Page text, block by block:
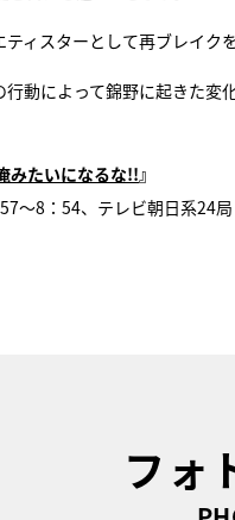
ィスターとして再ブレイク
動によって錦野に起きた
みたいになるな!!』
～8：54、テレビ朝日系24局
フォ